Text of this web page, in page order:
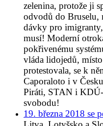
zelenina, protože ji
odvodů do Bruselu,
dávky pro
musí! Moderní
pokřivenému
vláda lidojedů,
protestovala, se k
Caporaloto i v
Piráti, STAN i
svobodu!
19. března 2018 se